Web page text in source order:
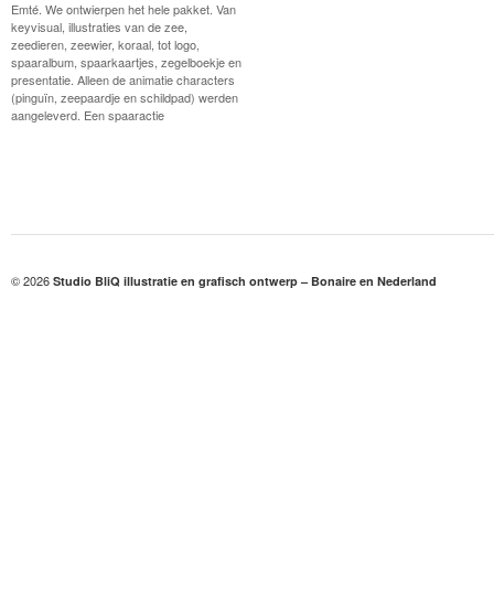
Emté. We ontwierpen het hele pakket. Van
keyvisual, illustraties van de zee,
zeedieren, zeewier, koraal, tot logo,
spaaralbum, spaarkaartjes, zegelboekje en
presentatie. Alleen de animatie characters
(pinguïn, zeepaardje en schildpad) werden
aangeleverd. Een spaaractie
© 2026 Studio BliQ illustratie en grafisch ontwerp – Bonaire en Nederland